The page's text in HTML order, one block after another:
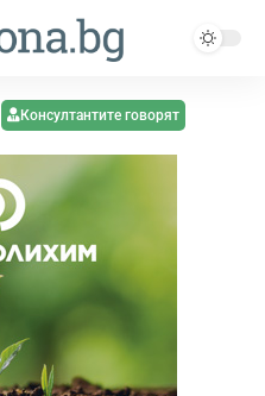
Консултантите говорят